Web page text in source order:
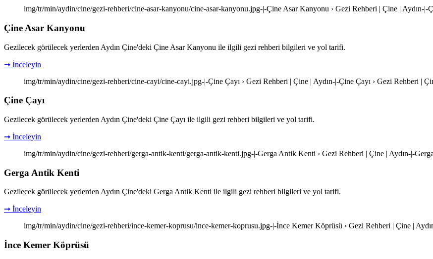
img/tr/min/aydin/cine/gezi-rehberi/cine-asar-kanyonu/cine-asar-kanyonu.jpg-|-Çine Asar Kanyonu › Gezi Rehberi | Çine | Aydın-|-
Çine Asar Kanyonu
Gezilecek görülecek yerlerden Aydın Çine'deki Çine Asar Kanyonu ile ilgili gezi rehberi bilgileri ve yol tarifi.
➞ İnceleyin
img/tr/min/aydin/cine/gezi-rehberi/cine-cayi/cine-cayi.jpg-|-Çine Çayı › Gezi Rehberi | Çine | Aydın-|-Çine Çayı › Gezi Rehberi |
Çine Çayı
Gezilecek görülecek yerlerden Aydın Çine'deki Çine Çayı ile ilgili gezi rehberi bilgileri ve yol tarifi.
➞ İnceleyin
img/tr/min/aydin/cine/gezi-rehberi/gerga-antik-kenti/gerga-antik-kenti.jpg-|-Gerga Antik Kenti › Gezi Rehberi | Çine | Aydın-|-
Gerga Antik Kenti
Gezilecek görülecek yerlerden Aydın Çine'deki Gerga Antik Kenti ile ilgili gezi rehberi bilgileri ve yol tarifi.
➞ İnceleyin
img/tr/min/aydin/cine/gezi-rehberi/ince-kemer-koprusu/ince-kemer-koprusu.jpg-|-İnce Kemer Köprüsü › Gezi Rehberi | Çine |
İnce Kemer Köprüsü